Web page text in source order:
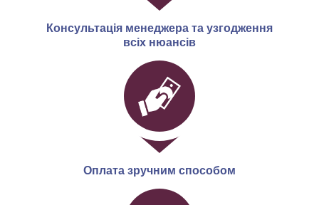
Консультація менеджера та узгодження
всіх нюансів
Оплата зручним способом